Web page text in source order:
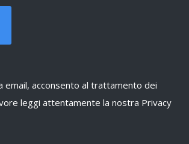
email, acconsento al trattamento dei
leggi attentamente la nostra Privacy